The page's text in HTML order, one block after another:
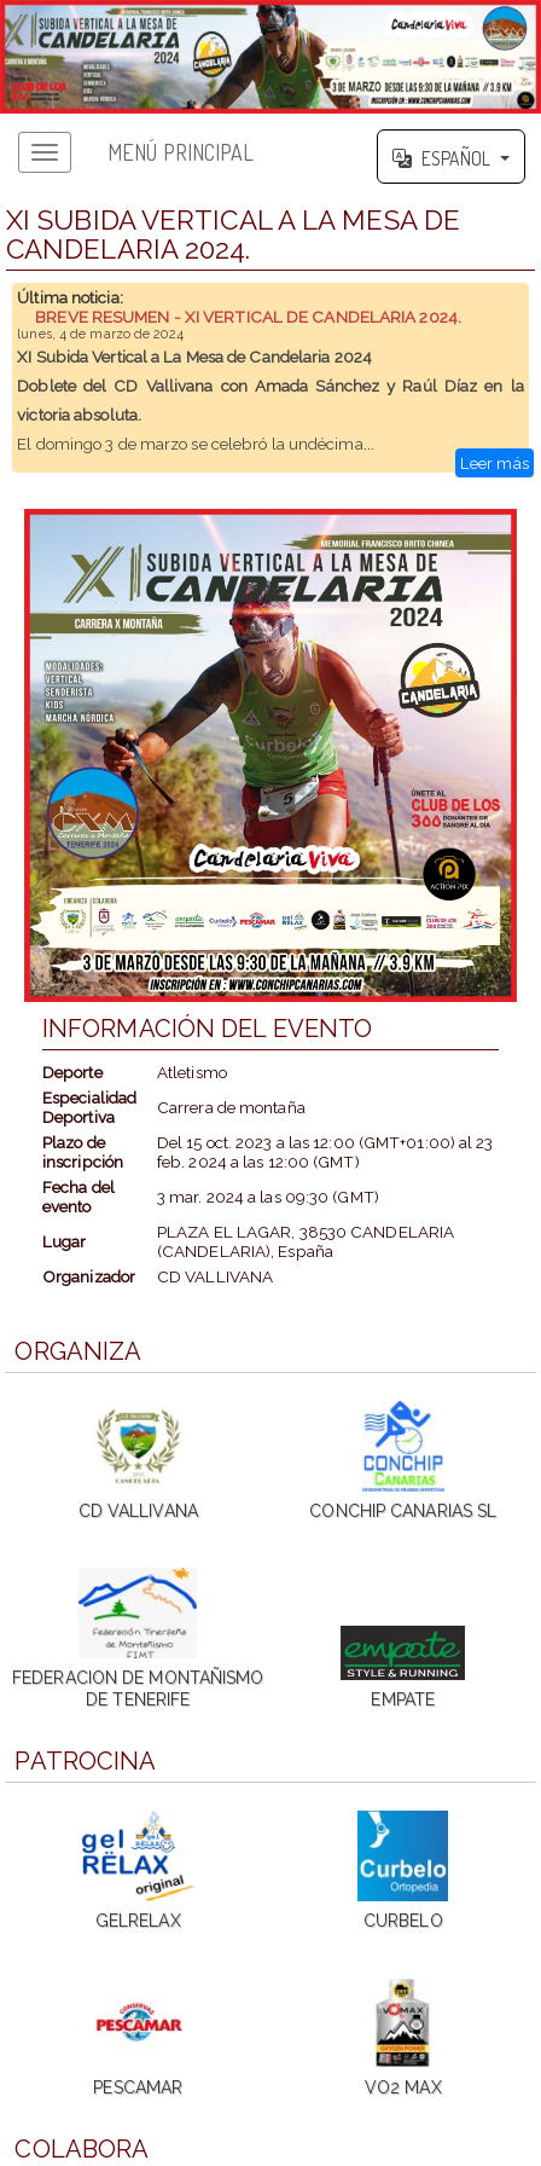
MENÚ PRINCIPAL ESPAÑOL
XI SUBIDA VERTICAL A LA MESA DE
CANDELARIA 2024.
Última noticia:
BREVE RESUMEN - XI VERTICAL DE CANDELARIA 2024.
lunes, 4 de marzo de 2024
XI Subida Vertical a La Mesa de Candelaria 2024
Doblete del CD Vallivana con Amada Sánchez y Raúl Díaz en la
victoria absoluta.
El domingo 3 de marzo se celebró la undécima...
Leer más
INFORMACIÓN DEL EVENTO
Deporte
Atletismo
Especialidad
Deportiva
Carrera de montaña
Plazo de
inscripción
Del15 oct. 2023 a las12:00 (GMT+01:00) al23
feb. 2024a las 12:00 (GMT)
Fecha del
evento
3 mar. 2024a las 09:30 (GMT)
Lugar
PLAZA EL LAGAR, 38530 CANDELARIA
(CANDELARIA), España
Organizador
CD VALLIVANA
ORGANIZA
CD VALLIVANA CONCHIP CANARIAS SL
FEDERACION DE MONTAÑISMO
DE TENERIFE
EMPATE
PATROCINA
GELRELAX CURBELO
PESCAMAR VO2 MAX
COLABORA